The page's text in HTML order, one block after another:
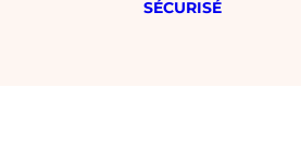
SÉCURISÉ